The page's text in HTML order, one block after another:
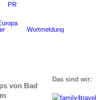
PR
Wortmeldung
von Bad
Das sind wir: